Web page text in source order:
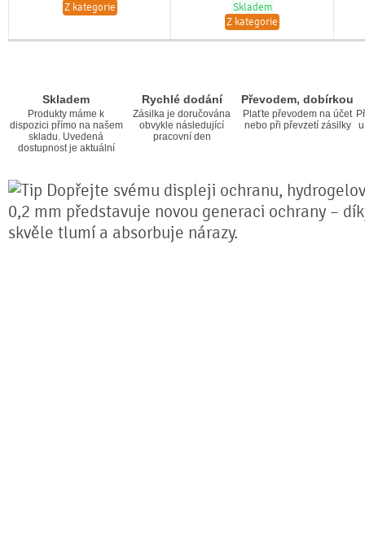
Z kategorie
Skladem
Z kategorie
Skladem
Produkty máme k
dispozici přímo na našem
skladu. Uvedená
dostupnost je aktuální
Rychlé dodání
Zásilka je doručována
obvykle následující
pracovní den
Převodem, dobírkou
Plaťte převodem na účet
nebo při převzetí zásilky
Dopřejte svému displeji ochranu,
0,2 mm představuje novou generaci ochrany –
skvěle tlumí a absorbuje nárazy.